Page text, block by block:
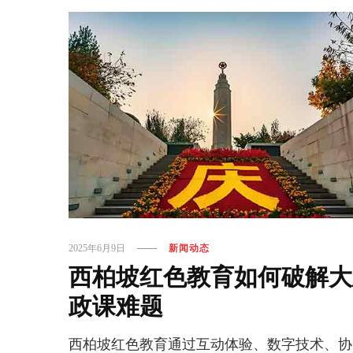
2025年6月9日 新闻动态
西柏坡红色教育如何破解
政课难题
西柏坡红色教育通过互动体验、数字技术、